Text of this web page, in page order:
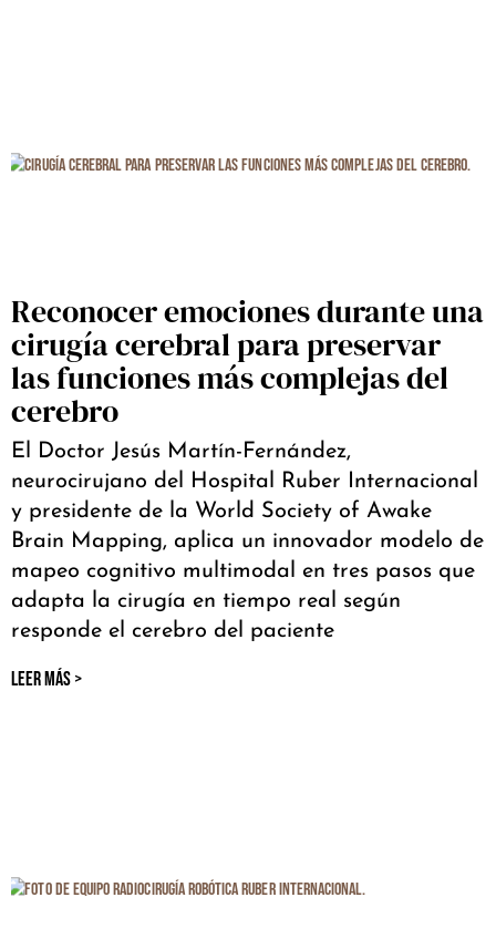
Reconocer emociones durante una
cirugía cerebral para preservar
las funciones más complejas del
cerebro
El Doctor Jesús Martín-Fernández,
neurocirujano del Hospital Ruber Internacional
y presidente de la World Society of Awake
Brain Mapping, aplica un innovador modelo de
mapeo cognitivo multimodal en tres pasos que
adapta la cirugía en tiempo real según
responde el cerebro del paciente
LEER MÁS >